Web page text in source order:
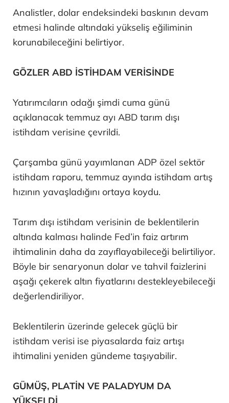
Analistler, dolar endeksindeki baskının devam
etmesi halinde altındaki yükseliş eğiliminin
korunabileceğini belirtiyor.
GÖZLER ABD İSTİHDAM VERİSİNDE
Yatırımcıların odağı şimdi cuma günü
açıklanacak temmuz ayı ABD tarım dışı
istihdam verisine çevrildi.
Çarşamba günü yayımlanan ADP özel sektör
istihdam raporu, temmuz ayında istihdam artış
hızının yavaşladığını ortaya koydu.
Tarım dışı istihdam verisinin de beklentilerin
altında kalması halinde Fed’in faiz artırım
ihtimalinin daha da zayıflayabileceği belirtiliyor.
Böyle bir senaryonun dolar ve tahvil faizlerini
aşağı çekerek altın fiyatlarını destekleyebileceği
değerlendiriliyor.
Beklentilerin üzerinde gelecek güçlü bir
istihdam verisi ise piyasalarda faiz artışı
ihtimalini yeniden gündeme taşıyabilir.
GÜMÜŞ, PLATİN VE PALADYUM DA